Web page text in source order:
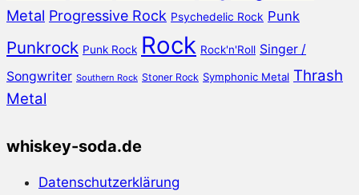
Metal Progressive Rock Psychedelic Rock Punk
Punkrock Punk Rock Rock Rock'n'Roll Singer /
Songwriter Southern Rock Stoner Rock Symphonic Metal Thrash
Metal
whiskey-soda.de
Datenschutzerklärung